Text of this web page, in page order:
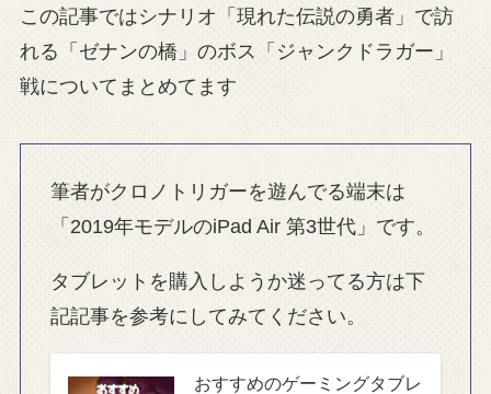
この記事ではシナリオ「現れた伝説の勇者」で訪
れる「ゼナンの橋」のボス「ジャンクドラガー」
戦についてまとめてます
筆者がクロノトリガーを遊んでる端末は
「2019年モデルのiPad Air 第3世代」です。
タブレットを購入しようか迷ってる方は下
記記事を参考にしてみてください。
おすすめのゲーミングタブレ